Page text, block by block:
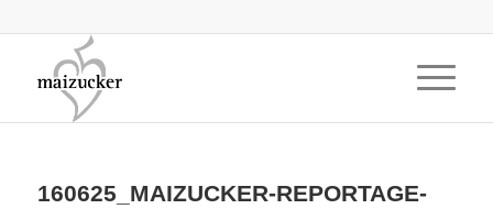
160625_MAIZUCKER-REPORTAGE-